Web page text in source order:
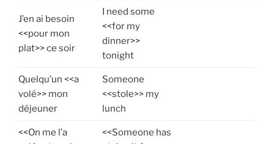
J’en ai besoin
<<pour mon
plat>> ce soir
I need some
<<for my
dinner>>
tonight
Quelqu’un <<a
volé>> mon
déjeuner
Someone
<<stole>> my
lunch
<<On me l’a
<<Someone has